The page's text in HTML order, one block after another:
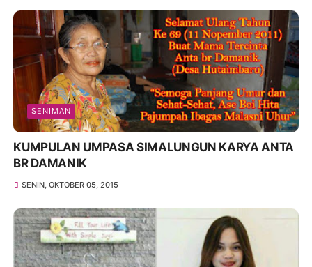
SENIMAN
KUMPULAN UMPASA SIMALUNGUN KARYA ANTA
BR DAMANIK
SENIN, OKTOBER 05, 2015